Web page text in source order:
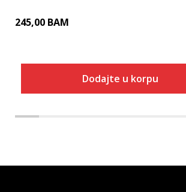
245,00 BAM
Dodajte u korpu